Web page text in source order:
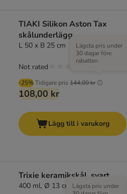
TIAKI Silikon Aston Tax
skålunderlägg
L 50 x B 25 cm
-25%Tidigare pris 144,00 kr
Lägsta pris under
30 dagar före
rabatten
108,00 kr
Not rated
Lägg till i varukorg
Trixie keramikskål, svart
400 ml, Ø 13 cm
Lägsta pris under